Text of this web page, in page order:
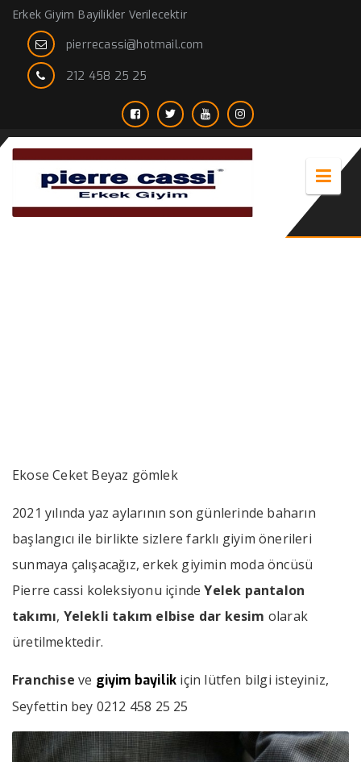
Erkek Giyim Bayilikler Verilecektir
pierrecassi@hotmail.com
212 458 25 25
Ekose Ceket Beyaz gömlek
2021 yılında yaz aylarının son günlerinde baharın
başlangıcı ile birlikte sizlere farklı giyim önerileri
sunmaya çalışacağız, erkek giyimin moda öncüsü
Pierre cassi koleksiyonu içindeYelek pantalon
takımı, Yelekli takım elbise dar kesim olarak
üretilmektedir.
Franchise ve giyim bayilik için lütfen bilgi isteyiniz,
Seyfettin bey 0212 458 25 25